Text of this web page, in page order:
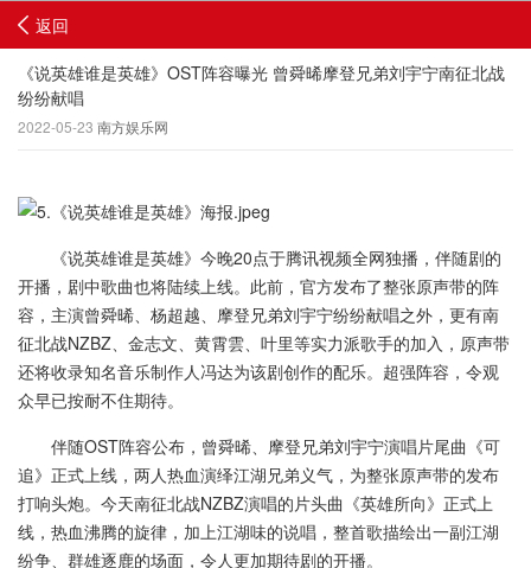
返回
《说英雄谁是英雄》OST阵容曝光 曾舜晞摩登兄弟刘宇宁南征北战
纷纷献唱
2022-05-23 南方娱乐网
《说英雄谁是英雄》今晚20点于腾讯视频全网独播，伴随剧的
开播，剧中歌曲也将陆续上线。此前，官方发布了整张原声带的阵
容，主演曾舜晞、杨超越、摩登兄弟刘宇宁纷纷献唱之外，更有南
征北战NZBZ、金志文、黄霄雲、叶里等实力派歌手的加入，原声带
还将收录知名音乐制作人冯达为该剧创作的配乐。超强阵容，令观
众早已按耐不住期待。
伴随OST阵容公布，曾舜晞、摩登兄弟刘宇宁演唱片尾曲《可
追》正式上线，两人热血演绎江湖兄弟义气，为整张原声带的发布
打响头炮。今天南征北战NZBZ演唱的片头曲《英雄所向》正式上
线，热血沸腾的旋律，加上江湖味的说唱，整首歌描绘出一副江湖
纷争、群雄逐鹿的场面，令人更加期待剧的开播。